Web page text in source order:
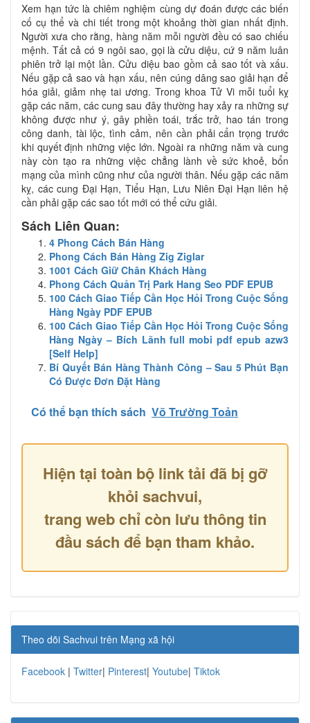
Xem hạn tức là chiêm nghiệm cùng dự đoán được các biến
cố cụ thể và chi tiết trong một khoảng thời gian nhất định.
Người xưa cho rằng, hàng năm mỗi người đều có sao chiếu
mệnh. Tất cả có 9 ngôi sao, gọi là cửu diệu, cứ 9 năm luân
phiên trở lại một lần. Cửu diệu bao gồm cả sao tốt và xấu.
Nếu gặp cả sao và hạn xấu, nên cúng dâng sao giải hạn để
hóa giải, giảm nhẹ tai ương. Trong khoa Tử Vi mỗi tuổi kỵ
gặp các năm, các cung sau đây thường hay xảy ra những sự
không được như ý, gây phiền toái, trắc trở, hao tán trong
công danh, tài lộc, tình cảm, nên cần phải cẩn trọng trước
khi quyết định những việc lớn. Ngoài ra những năm và cung
này còn tạo ra những việc chẳng lành về sức khoẻ, bổn
mạng của mình cũng như của người thân. Nếu gặp các năm
kỵ, các cung Đại Hạn, Tiểu Hạn, Lưu Niên Đại Hạn liên hệ
cần phải gặp các sao tốt mới có thể cứu giải.
Sách Liên Quan:
4 Phong Cách Bán Hàng
Phong Cách Bán Hàng Zig Ziglar
1001 Cách Giữ Chân Khách Hàng
Phong Cách Quản Trị Park Hang Seo PDF EPUB
100 Cách Giao Tiếp Cần Học Hỏi Trong Cuộc Sống
Hàng Ngày PDF EPUB
100 Cách Giao Tiếp Cần Học Hỏi Trong Cuộc Sống
Hàng Ngày – Bích Lãnh full mobi pdf epub azw3
[Self Help]
Bí Quyết Bán Hàng Thành Công – Sau 5 Phút Bạn
Có Được Đơn Đặt Hàng
Có thể bạn thích sách Võ Trường Toản
Hiện tại toàn bộ link tải đã bị gỡ
khỏi sachvui,
trang web chỉ còn lưu thông tin
đầu sách để bạn tham khảo.
Theo dõi Sachvui trên Mạng xã hội
Facebook | Twitter| Pinterest| Youtube| Tiktok